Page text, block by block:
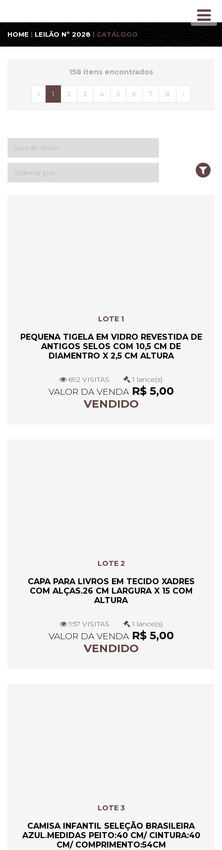
HOME | LEILÃO Nº 2028 | CATÁLOGO
158 itens encontrados
‹ 1 2 3 4 5 6 7 8 ›
LOTE 1
PEQUENA TIGELA EM VIDRO REVESTIDA DE
ANTIGOS SELOS COM 10,5 CM DE
DIAMENTRO X 2,5 CM ALTURA
692 VISITAS 1 lance(s)
VALOR DA VENDAR$ 5,00
VENDIDO
LOTE 2
CAPA PARA LIVROS EM TECIDO XADRES
COM ALÇAS.26 CM LARGURA X 15 COM
ALTURA
957 VISITAS 1 lance(s)
VALOR DA VENDAR$ 5,00
VENDIDO
LOTE 3
CAMISA INFANTIL SELEÇÃO BRASILEIRA
AZUL.MEDIDAS PEITO:40 CM/ CINTURA:40
CM/ COMPRIMENTO:54CM